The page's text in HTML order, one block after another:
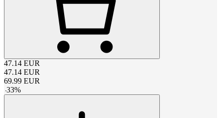
47.14 EUR
47.14 EUR
69.99 EUR
-33%